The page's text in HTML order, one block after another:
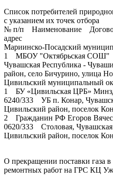
Список потребителей
с указанием их точек отбора
№ п/п Наименование
адрес
Мариинско-Посадский
1 МБОУ "Октябрьская СОШ"
Чувашская Республика -
район, село Бичурино, улица
Цивильский муниципальный
1 БУ «Цивильская ЦРБ»
6240/333 УБ п. Конар,
Цивильский район, поселок
2 Гражданин РФ Егоров
0620/333 Столовая,
Цивильский район, поселок
О прекращении поставки газа в
ремонтных работ на ГРС КЦ